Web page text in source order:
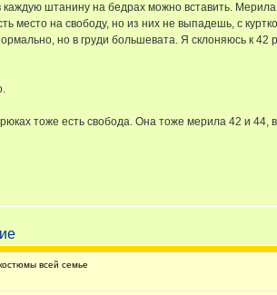
штанину на бедрах можно вставить.
место на свободу, но из них не выпадешь, с
но в груди большевата. Я склоняюсь к 42
тоже есть свобода. Она тоже мерила 42 и 44,
всей семье